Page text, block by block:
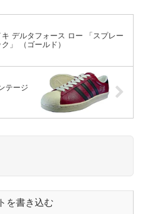
キ デルタフォース ロー 「スプレー
」 （ゴールド）
テージ
を書き込む